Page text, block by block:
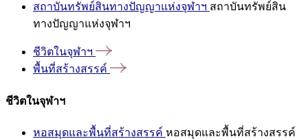
สถาบันทรัพย์สินทางปัญญาแห่งจุฬาฯ สถาบันทรัพย์สิน
ทางปัญญาแห่งจุฬาฯ
ชีวิตในจุฬาฯ
พื้นที่สร้างสรรค์
ชีวิตในจุฬาฯ
หอสมุดและพื้นที่สร้างสรรค์ หอสมุดและพื้นที่สร้างสรรค์